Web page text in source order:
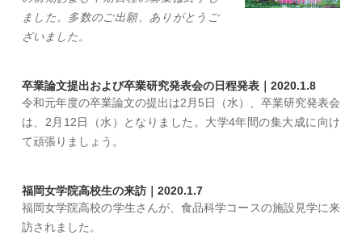
ました。多数のご出願、ありがとうご
ざいました。
卒業論文提出および卒業研究発表会の日程発表｜2020.1.8
令和元年度の卒業論文の提出は2月5日（水）、卒業研究発表会
は、2月12日（水）となりました。大学4年間の集大成に向け
て頑張りましょう。
福岡女学院高校生の来訪｜2020.1.7
福岡女学院高校の学生さんが、食品科学コースの施設見学に来
訪されました。